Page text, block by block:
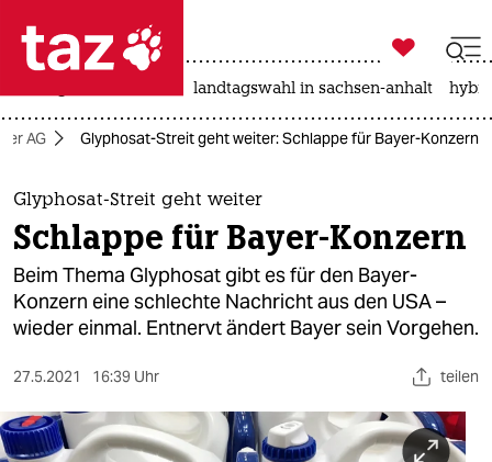
 taz zahl ich
taz zahl ich
themen
politik
öko
sport

taz zahl ich
landtagswahl in sachsen-anhalt
AG Glyphosat-Streit geht weiter: Schlappe für Bayer-Konzern
Glyphosat-Streit geht weiter
Schlappe für Bayer-Konzern
Beim Thema Glyphosat gibt es für den Bayer-
Konzern eine schlechte Nachricht aus den USA –
wieder einmal. Entnervt ändert Bayer sein Vorgehen.
27.5.2021 16:39 Uhr teilen